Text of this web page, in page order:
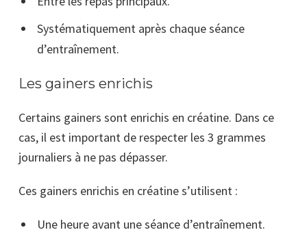
Systématiquement après chaque séance
d’entraînement.
Les gainers enrichis
Certains gainers sont enrichis en créatine. Dans ce
cas, il est important de respecter les 3 grammes
journaliers à ne pas dépasser.
Ces gainers enrichis en créatine s’utilisent :
Une heure avant une séance d’entraînement.